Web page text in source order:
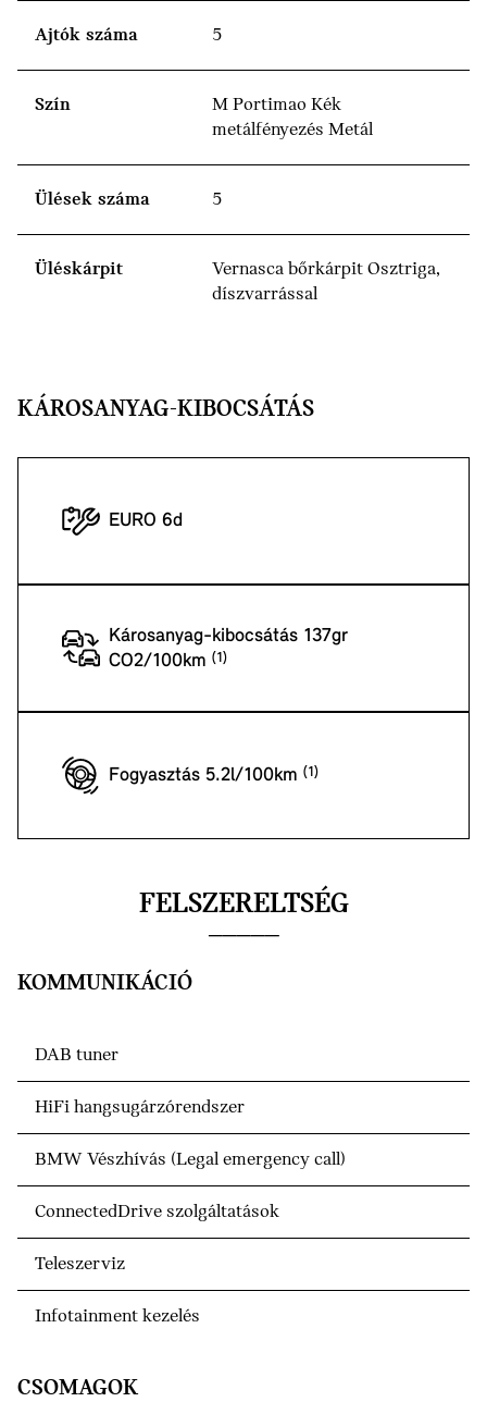
Ajtók száma 5
Szín
M Portimao Kék
metálfényezés Metál
Ülések száma 5
Üléskárpit
Vernasca bőrkárpit Osztriga,
díszvarrással
KÁROSANYAG-KIBOCSÁTÁS
EURO 6d
Károsanyag-kibocsátás 137gr
CO2/100km
Fogyasztás 5.2l/100km
FELSZERELTSÉG
KOMMUNIKÁCIÓ
DAB tuner
HiFi hangsugárzórendszer
BMW Vészhívás (Legal emergency call)
ConnectedDrive szolgáltatások
Teleszerviz
Infotainment kezelés
CSOMAGOK